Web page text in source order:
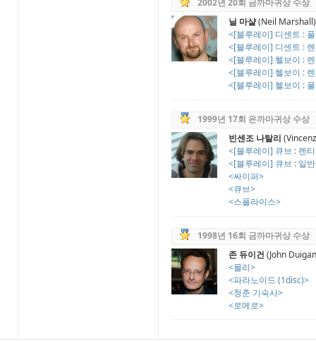
2002년 20회 금까마귀상 수상
닐 마샬(Neil Marshall)
<[블루레이] 디센트 :
<[블루레이] 디센트 :
<[블루레이] 헬보이 :
<[블루레이] 헬보이 :
<[블루레이] 헬보이 :
1999년 17회 은까마귀상 수상
빈센조 나탈리
<[블루레이] 큐브 : 렌
<[블루레이] 큐브 : 일
<싸이퍼>
<큐브>
<스플라이스>
1998년 16회 금까마귀상 수상
존 듀이건 (John
<몰리>
<파라노이드 (1disc)>
<청춘 기숙사>
<로메로>